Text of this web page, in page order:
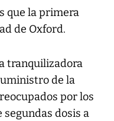
que la primera
de Oxford.
tranquilizadora
de la
por los
dosis a